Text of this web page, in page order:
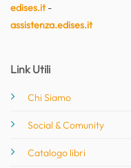
edises.it-
assistenza.edises.it
Link Utili
Chi Siamo
Social & Comunity
Catalogo libri